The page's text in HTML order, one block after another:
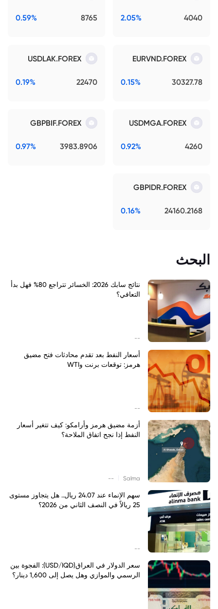
4040
2.05%
8765
0.59%
EURVND.FOREX
30327.78
0.15%
USDLAK.FOREX
22470
0.19%
USDMGA.FOREX
4260
0.92%
GBPBIF.FOREX
3983.8906
0.97%
GBPIDR.FOREX
24160.2168
0.16%
البحث
نتائج سابك 2026: الخسائر تتراجع 80% فهل بدأ
التعافي؟
--
أسعار النفط بعد تقدم محادثات فتح مضيق
هرمز: توقعات برنت وWTI
--
أزمة مضيق هرمز وأرامكو: كيف تتغير أسعار
النفط إذا نجح اتفاق الملاحة؟
Salma
--
سهم الإنماء عند 24.07 ريال.. هل يتجاوز مستوى
25 ريالاً في النصف الثاني من 2026؟
--
سعر الدولار في العراق(USD/IQD): الفجوة بين
الرسمي والموازي وهل يصل إلى 1,600 دينار؟